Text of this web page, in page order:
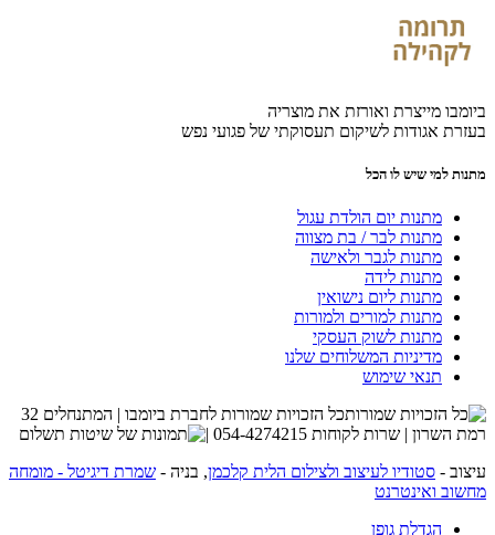
ביומבו מייצרת ואורזת את מוצריה
בעזרת אגודות לשיקום תעסוקתי של פגועי נפש
מתנות למי שיש לו הכל
מתנות יום הולדת עגול
מתנות לבר / בת מצווה
מתנות לגבר ולאישה
מתנות לידה
מתנות ליום נישואין
מתנות למורים ולמורות
מתנות לשוק העסקי
מדיניות המשלוחים שלנו
תנאי שימוש
כל הזכויות שמורות לחברת ביומבו | המתנחלים 32
רמת השרון | שרות לקוחות 054-4274215 |
עיצוב - סטודיו לעיצוב ולצילום הלית קלכמן, בניה - שמרת דיגיטל - מומחה
מחשוב ואינטרנט
הגדלת גופן